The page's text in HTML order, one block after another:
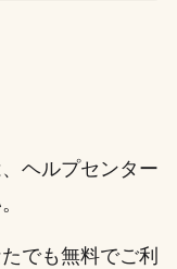
ヘルプセンター
でも無料でご利